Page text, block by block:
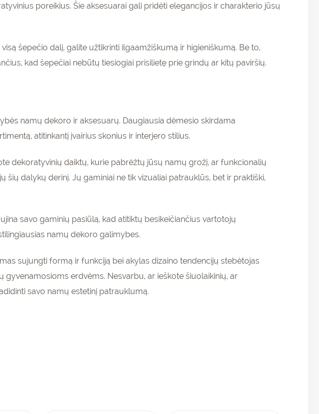
poreikius. Šie aksesuarai gali pridėti elegancijos ir charakterio jūsų
šepečio dalį, galite užtikrinti ilgaamžiškumą ir higieniškumą. Be to,
kad šepečiai nebūtų tiesiogiai prisilietę prie grindų ar kitų paviršių.
namų dekoro ir aksesuarų. Daugiausia dėmesio skirdama
atitinkantį įvairius skonius ir interjero stilius.
dekoratyvinių daiktų, kurie pabrėžtų jūsų namų grožį, ar funkcionalių
dalykų derinį. Jų gaminiai ne tik vizualiai patrauklūs, bet ir praktiški,
savo gaminių pasiūlą, kad atitiktų besikeičiančius vartotojų
namų dekoro galimybes.
sujungti formą ir funkciją bei akylas dizaino tendencijų stebėtojas
erdvėms. Nesvarbu, ar ieškote šiuolaikinių, ar
savo namų estetinį patrauklumą.